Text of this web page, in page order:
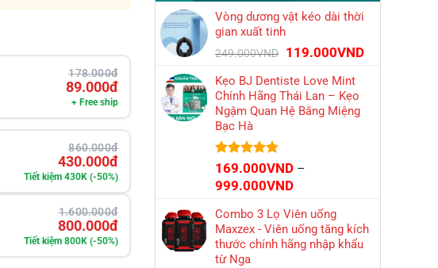
Vòng dương vật kéo dài thời
gian xuất tinh
249.000VND
Giá
là:
249.000VND.
119.000VNDGiá
Kẹo BJ Dentiste Love Mint
Chính Hãng Thái Lan – Kẹo
Ngậm Quan Hệ Bằng Miệng
Bạc Hà
Được xếp
hạng4.75
5 sao
169.000VND –
999.000VNDKhoảng
từ
169.000VND
đến
Combo 3 Lọ Viên uống
Maxzex - Viên uống tăng kích
thước chính hãng nhập khẩu
từ Nga
178.000đ
89.000đ
+ Free ship
860.000đ
430.000đ
Tiết kiệm 430K (-50%)
1.600.000đ
800.000đ
Tiết kiệm 800K (-50%)